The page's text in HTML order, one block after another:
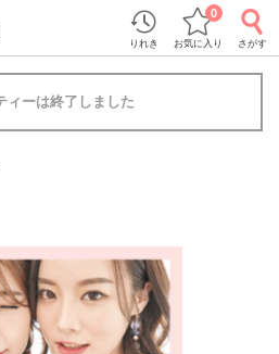
りれき お気に入り
0
さがす
ィーは終了しました